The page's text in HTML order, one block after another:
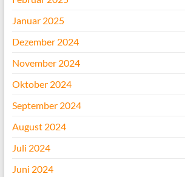
Januar 2025
Dezember 2024
November 2024
Oktober 2024
September 2024
August 2024
Juli 2024
Juni 2024